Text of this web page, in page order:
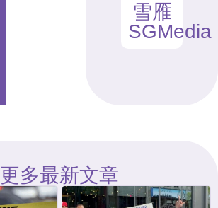
雪雁
SGMedia
更多最新文章